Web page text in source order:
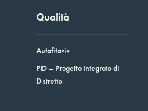
Qualità
Autofitoviv
PID – Progetto Integrato di
Distretto